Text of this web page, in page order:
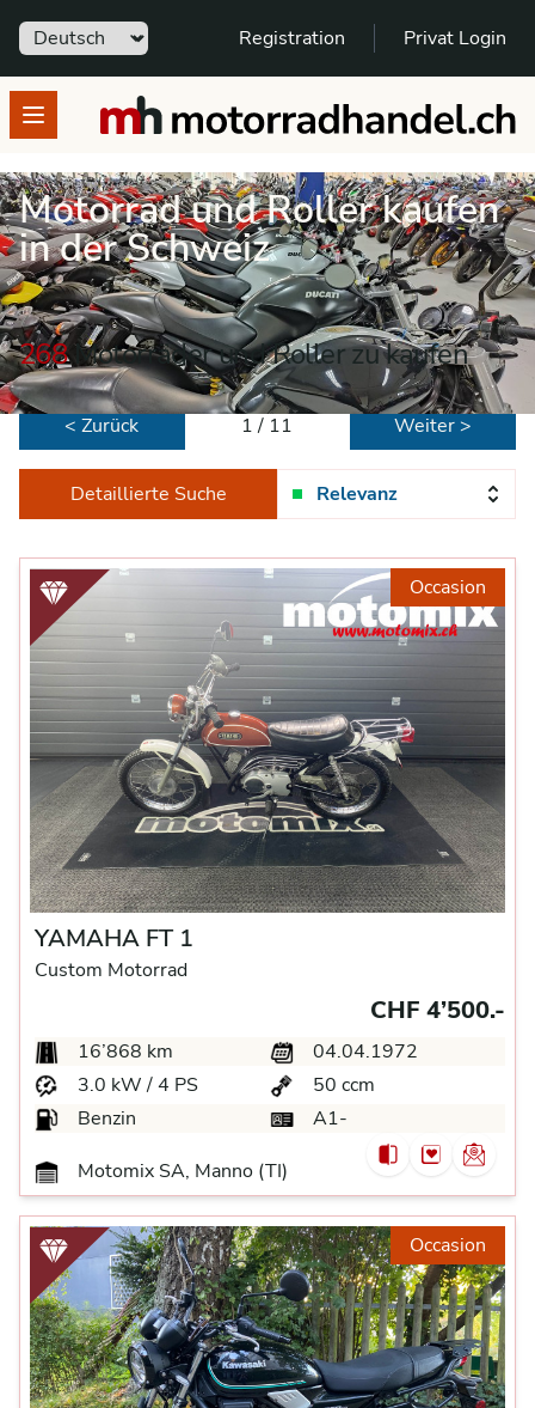
Sprache Registration Privat Login
Open menumotorradhandel.ch
Motorrad und Roller kaufen
in der Schweiz
268Motorräder und Roller zu kaufen
< Zurück 1 / 11 Weiter >
Detaillierte Suche Relevanz
Occasion
YAMAHA FT 1
Custom Motorrad
CHF 4’500.-
16’868 km
04.04.1972
3.0 kW / 4 PS
50 ccm
Benzin
A1-
Motomix SA, Manno (TI)
Occasion